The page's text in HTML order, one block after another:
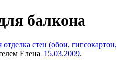
балкона
отделка стен (обои, гипсокартон,
Елена, 15.03.2009.